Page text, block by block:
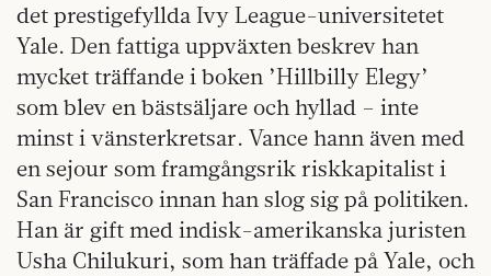
det prestigefyllda Ivy League-universitetet
Yale. Den fattiga uppväxten beskrev han
mycket träffande i boken ’Hillbilly Elegy’
som blev en bästsäljare och hyllad – inte
minst i vänsterkretsar. Vance hann även med
en sejour som framgångsrik riskkapitalist i
San Francisco innan han slog sig på politiken.
Han är gift med indisk-amerikanska juristen
Usha Chilukuri, som han träffade på Yale, och